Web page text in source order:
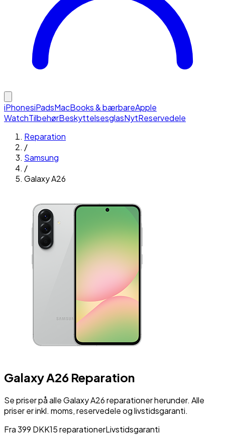
iPhonesiPadsMacBooks & bærbareApple
WatchTilbehørBeskyttelsesglasNytReservedele
Reparation
/
Samsung
/
Galaxy A26
Galaxy A26 Reparation
Se priser på alleGalaxy A26reparationer herunder. Alle
priser er inkl. moms, reservedele og livstidsgaranti.
Fra399 DKK15reparationerLivstidsgaranti